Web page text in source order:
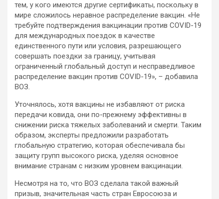
тем, у кого имеются другие сертификаты, поскольку в
мире сложилось неравное распределение вакцин. «Не
требуйте подтверждения вакцинации против COVID-19
для международных поездок в качестве
единственного пути или условия, разрешающего
совершать поездки за границу, учитывая
ограниченный глобальный доступ и несправедливое
распределение вакцин против COVID-19», – добавила
ВОЗ.
Уточнялось, хотя вакцины не избавляют от риска
передачи ковида, они по-прежнему эффективны в
снижении риска тяжелых заболеваний и смерти. Таким
образом, эксперты предложили разработать
глобальную стратегию, которая обеспечивала бы
защиту групп высокого риска, уделяя основное
внимание странам с низким уровнем вакцинации.
Несмотря на то, что ВОЗ сделала такой важный
призыв, значительная часть стран Евросоюза и